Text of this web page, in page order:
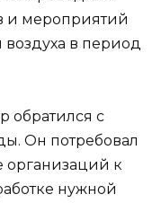
и мероприятий
в период
обратился с
Он потребовал
к
нужной